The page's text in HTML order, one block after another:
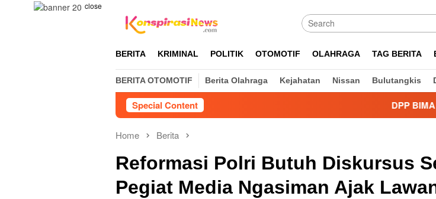
close
BERITA KRIMINAL POLITIK OTOMOTIF OLAHRAGA TAG BERITA
BERITA OTOMOTIF Berita Olahraga Kejahatan Nissan Bulutangkis
Special Content DPP BIMA Sebut
Home Berita
Reformasi Polri Butuh Diskursus
Pegiat Media Ngasiman Ajak